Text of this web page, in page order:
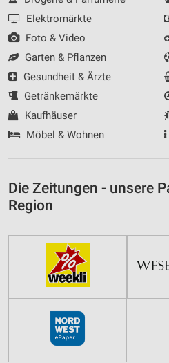
Elektromärkte
Foto & Video
Garten & Pflanzen
Gesundheit & Ärzte
Getränkemärkte
Kaufhäuser
Möbel & Wohnen
Die Zeitungen - unsere
Region
Werbung